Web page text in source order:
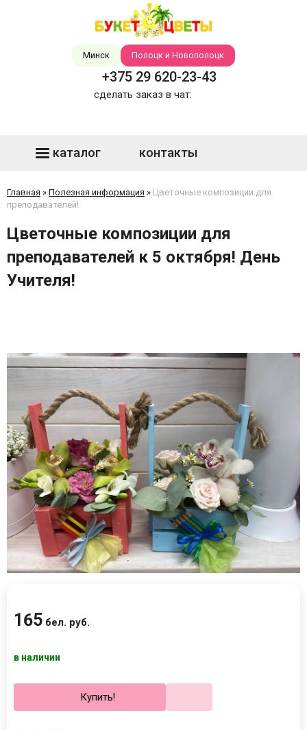
Минск Полоцк и Новополоцк
+375 29 620-23-43
сделать заказ в чат:
каталог контакты
Главная » Полезная информация » Цветочные композиции для
преподавателей!
Цветочные композиции для
преподавателей к 5 октября! День
Учителя!
165 бел. руб.
в наличии
Купить!